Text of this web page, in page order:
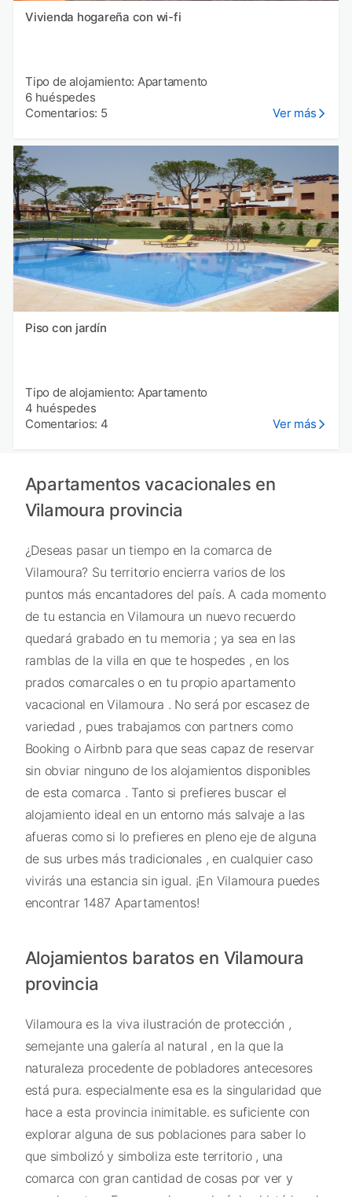
Vivienda hogareña con wi-fi
Tipo de alojamiento: Apartamento
6 huéspedes
Comentarios: 5
Ver más
Piso con jardín
Tipo de alojamiento: Apartamento
4 huéspedes
Comentarios: 4
Ver más
Apartamentos vacacionales en
Vilamoura provincia
¿Deseas pasar un tiempo en la comarca de
Vilamoura? Su territorio encierra varios de los
puntos más encantadores del país. A cada momento
de tu estancia en Vilamoura un nuevo recuerdo
quedará grabado en tu memoria ; ya sea en las
ramblas de la villa en que te hospedes , en los
prados comarcales o en tu propio apartamento
vacacional en Vilamoura . No será por escasez de
variedad , pues trabajamos con partners como
Booking o Airbnb para que seas capaz de reservar
sin obviar ninguno de los alojamientos disponibles
de esta comarca . Tanto si prefieres buscar el
alojamiento ideal en un entorno más salvaje a las
afueras como si lo prefieres en pleno eje de alguna
de sus urbes más tradicionales , en cualquier caso
vivirás una estancia sin igual. ¡En Vilamoura puedes
encontrar 1487 Apartamentos!
Alojamientos baratos en Vilamoura
provincia
Vilamoura es la viva ilustración de protección ,
semejante una galería al natural , en la que la
naturaleza procedente de pobladores antecesores
está pura. especialmente esa es la singularidad que
hace a esta provincia inimitable. es suficiente con
explorar alguna de sus poblaciones para saber lo
que simbolizó y simboliza este territorio , una
comarca con gran cantidad de cosas por ver y